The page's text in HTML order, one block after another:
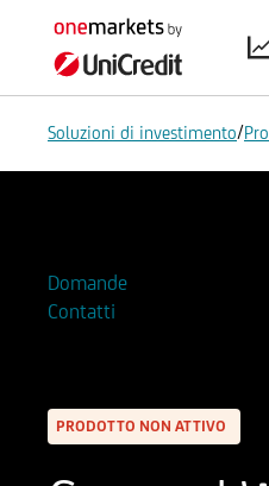
Soluzioni di investimento/
Domande
Contatti
PRODOTTO NON ATTIVO